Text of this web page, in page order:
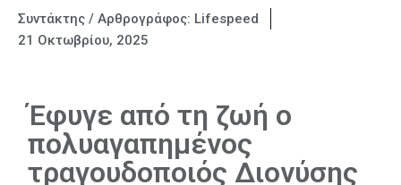
Συντάκτης / Αρθρογράφος: Lifespeed
21 Οκτωβρίου, 2025
Έφυγε από τη ζωή ο
πολυαγαπημένος
τραγουδοποιός Διονύσης